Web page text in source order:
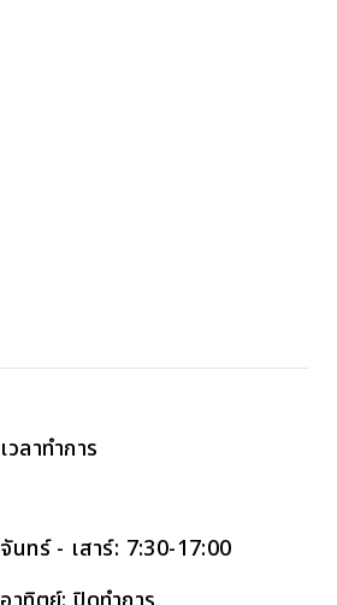
เวลาทำการ
จันทร์ - เสาร์: 7:30-17:00